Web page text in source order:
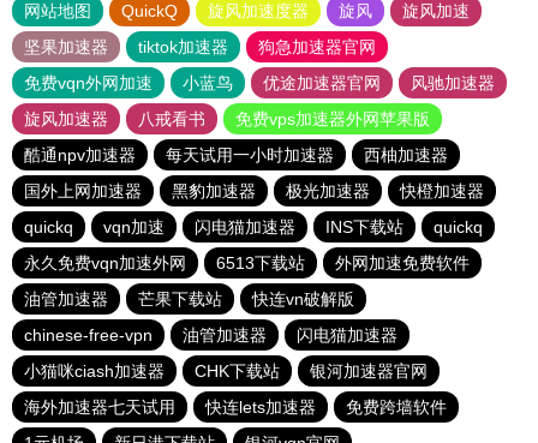
网站地图 QuickQ 旋风加速度器 旋风
旋风加速
坚果加速器
tiktok加速器
狗急加速器官网
免费vqn外网加速
小蓝鸟 优途加速器官网
风驰加速器
旋风加速器
八戒看书
免费vps加速器外网苹果版
酷通npv加速器
每天试用一小时加速器
西柚加速器
国外上网加速器
黑豹加速器 极光加速器
快橙加速器
quickq
vqn加速 闪电猫加速器 INS下载站
quickq
永久免费vqn加速外网
6513下载站
外网加速免费软件
油管加速器
芒果下载站
快连vn破解版
chinese-free-vpn
油管加速器
闪电猫加速器
小猫咪ciash加速器
CHK下载站
银河加速器官网
海外加速器七天试用
快连lets加速器
免费跨墙软件